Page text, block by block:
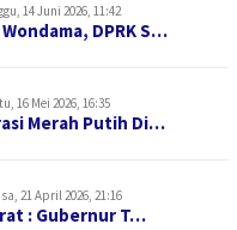
14 Juni 2026, 11:42
DPRK S…
16 Mei 2026, 16:35
Merah Putih Di…
21 April 2026, 21:16
: Gubernur T…